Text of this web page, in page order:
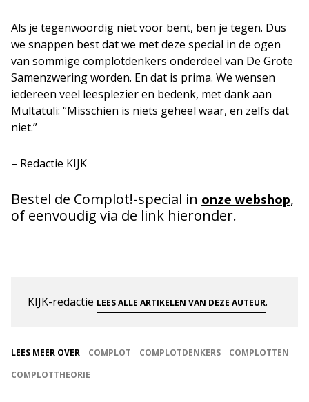
Als je tegenwoordig niet voor bent, ben je tegen. Dus
we snappen best dat we met deze special in de ogen
van sommige complotdenkers onderdeel van De Grote
Samenzwering worden. En dat is prima. We wensen
iedereen veel leesplezier en bedenk, met dank aan
Multatuli: “Misschien is niets geheel waar, en zelfs dat
niet.”
– Redactie KIJK
Bestel de Complot!-special in onze webshop,
of eenvoudig via de link hieronder.
KIJK-redactie LEES ALLE ARTIKELEN VAN DEZE AUTEUR.
LEES MEER OVER COMPLOT COMPLOTDENKERS
COMPLOTTEN
COMPLOTTHEORIE